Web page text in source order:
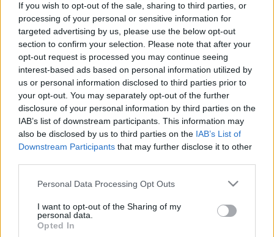
If you wish to opt-out of the sale, sharing to third parties, or
processing of your personal or sensitive information for
targeted advertising by us, please use the below opt-out
section to confirm your selection. Please note that after your
opt-out request is processed you may continue seeing
interest-based ads based on personal information utilized by
us or personal information disclosed to third parties prior to
your opt-out. You may separately opt-out of the further
disclosure of your personal information by third parties on the
IAB’s list of downstream participants. This information may
also be disclosed by us to third parties on the IAB’s List of
Downstream Participants that may further disclose it to other
Please note that this website/app uses one or more Google
not limited to your visit or usage behaviour. You may click to
grant or deny consent to Google and its third-party tags to
use your data for below specified purposes in below Google
Personal Data Processing Opt Outs
I want to opt-out of the Sharing of my
personal data.
Opted In
Csaknem 200 ezer dollárért árverezték el Bruce
Springsteen egyik legnagyobb slágerének, aBorn to
Runcímű számnak a dalszövegét New Yorkban. A
Főnök 26 évesen, 1974-ben egy füzetből kitépett
lapra írta a híressé vált dal szövegét, amelyet helyi
idő szerint csütörtök este 197 ezer dollárért (43,6
millió forintért) vásároltak meg a Sotheby's licitjén.
Az aukciósház nem adott tájékoztatást a vevő
kilétéről. A papírlap eddig Bruce Springsteen
korábbi menedzsere, Mike Appel birtokában volt. A
volt a címadó dal az énekes számára az
áttörést jelentő lemezen, amely egy csapásra
világhírűvé tette a New Jersey-i zenészt. A Rolling
Stone magazin a 18. helyre sorolta az albumot a